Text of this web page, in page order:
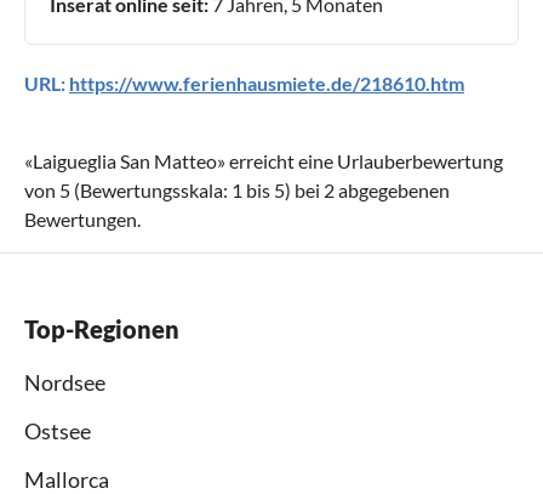
URL: https://www.ferienhausmiete.de/218610.htm
«Laigueglia San Matteo» erreicht eine Urlauberbewertung
von 5 (Bewertungsskala: 1 bis 5) bei 2abgegebenen
Bewertungen.
Top-Regionen
Nordsee
Ostsee
Mallorca